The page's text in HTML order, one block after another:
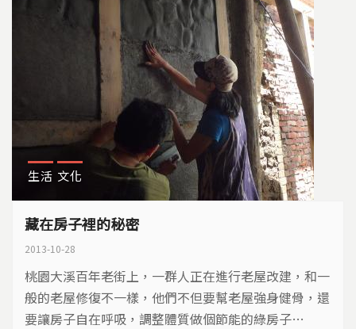
生活 文化
藏在房子裡的秘密
2013-10-28
桃園大溪百年老街上，一群人正在進行老屋改建，和一
般的老屋修復不一樣，他們不但要幫老屋強身健骨，還
要讓房子自在呼吸，調整體質做個節能的綠房子…